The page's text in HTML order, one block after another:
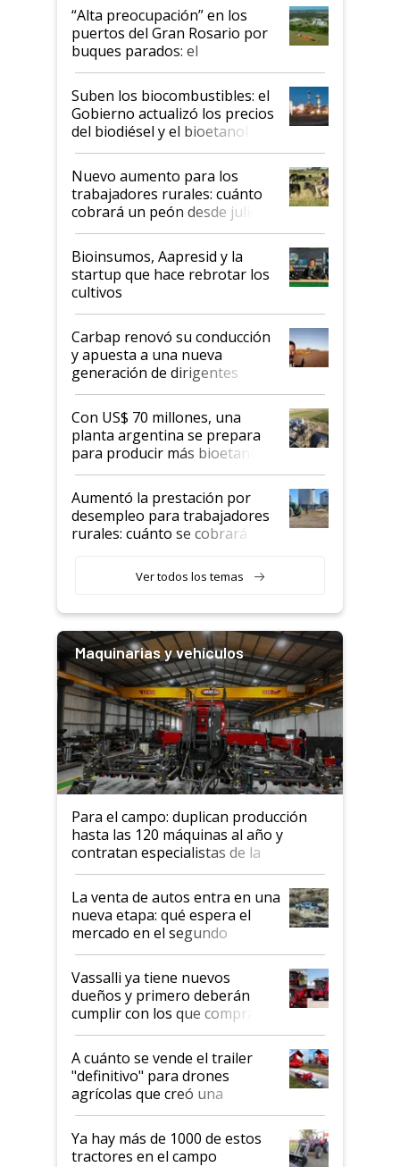
“Alta preocupación” en los
puertos del Gran Rosario por
buques parados: el
funcionamiento de las
exportadoras en tensión tras
la medida de fuerza de los
prácticos
Suben los biocombustibles: el
Gobierno actualizó los precios
del biodiésel y el bioetanol
Nuevo aumento para los
trabajadores rurales: cuánto
cobrará un peón desde julio
Bioinsumos, Aapresid y la
startup que hace rebrotar los
cultivos
Carbap renovó su conducción
y apuesta a una nueva
generación de dirigentes
rurales
Con US$ 70 millones, una
planta argentina se prepara
para producir más bioetanol
que nunca
Aumentó la prestación por
desempleo para trabajadores
rurales: cuánto se cobrará
Ver todos los temas
Maquinarias y vehículos
Para el campo: duplican producción
hasta las 120 máquinas al año y
contratan especialistas de la
industria automotriz para lograrlo
La venta de autos entra en una
nueva etapa: qué espera el
mercado en el segundo
semestre
Vassalli ya tiene nuevos
dueños y primero deberán
cumplir con los que compraron
cosechadoras y todavía no las
recibieron: quién está detrás
del rescate de la empresa
A cuánto se vende el trailer
"definitivo" para drones
agrícolas que creó una
empresa argentina: "Veíamos a
contratistas invirtiendo miles
de dólares en drones de última
Ya hay más de 1000 de estos
tractores en el campo